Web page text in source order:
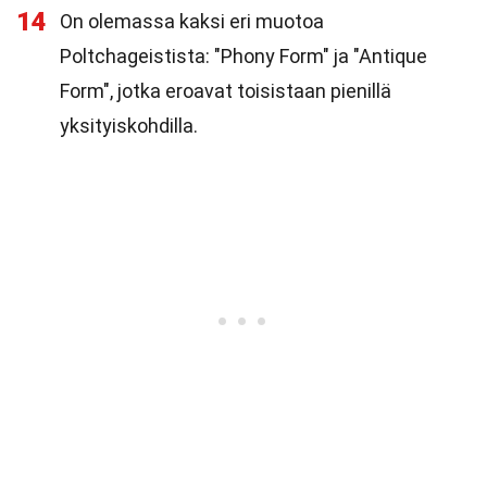
14
On olemassa kaksi eri muotoa
Poltchageistista: "Phony Form" ja "Antique
Form", jotka eroavat toisistaan pienillä
yksityiskohdilla.